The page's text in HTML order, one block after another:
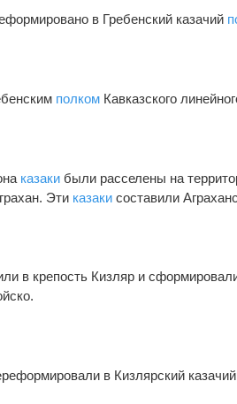
в Гребенский казачий
полком Кавказского
казаки были расселены на
Эти казаки составили
в крепость Кизляр и
в Кизлярский казачий